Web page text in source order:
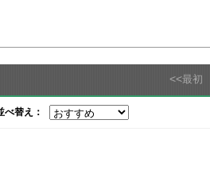
<<最初
べ替え：